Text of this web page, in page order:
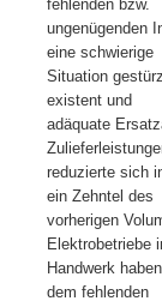
fehlenden bzw.
ungenügenden
eine schwierige
Situation
existent und
adäquate
reduzierte sich
ein Zehntel des
vorherigen
Elektrobetriebe
Handwerk
dem fehlenden